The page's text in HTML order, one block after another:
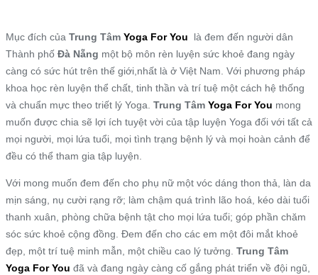
Mục đích của Trung Tâm Yoga For You
là đem đến người dân
Thành phố Đà Nẵng một bộ môn rèn luyện sức khoẻ đang ngày
càng có sức hút trên thế giới,nhất là ở Việt Nam. Với phương pháp
khoa học rèn luyện thể chất, tinh thần và trí tuệ một cách hệ thống
và chuẩn mực theo triết lý Yoga. Trung Tâm Yoga For You mong
muốn được chia sẽ lợi ích tuyệt vời của tập luyện Yoga đối với tất cả
mọi người, mọi lứa tuổi, mọi tình trạng bệnh lý và mọi hoàn cảnh để
đều có thể tham gia tập luyện.
Với mong muốn đem đến cho phụ nữ một vóc dáng thon thả, làn da
mịn sáng, nụ cười rạng rỡ; làm chậm quá trình lão hoá, kéo dài tuổi
thanh xuân, phòng chữa bệnh tật cho mọi lứa tuổi; góp phần chăm
sóc sức khoẻ cộng đồng. Đem đến cho các em một đôi mắt khoẻ
đẹp, một trí tuệ minh mẫn, một chiều cao lý tưởng. Trung Tâm
Yoga For You đã và đang ngày càng cố gắng phát triển về đội ngũ,